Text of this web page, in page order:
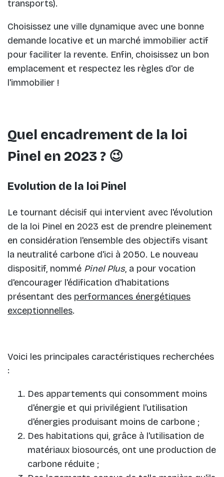
transports).
Choisissez une ville dynamique avec une bonne
demande locative et un marché immobilier actif
pour faciliter la revente. Enfin, choisissez un bon
emplacement et respectez les règles d'or de
l'immobilier !
Quel encadrement de la loi
Pinel en 2023 ? 😉
Evolution de la loi Pinel
Le tournant décisif qui intervient avec l'évolution
de la loi Pinel en 2023 est de prendre pleinement
en considération l'ensemble des objectifs visant
la neutralité carbone d'ici à 2050. Le nouveau
dispositif, nommé Pinel Plus, a pour vocation
d'encourager l'édification d'habitations
présentant des performances énergétiques
exceptionnelles.
Voici les principales caractéristiques recherchées
:
Des appartements qui consomment moins
d'énergie et qui privilégient l'utilisation
d'énergies produisant moins de carbone ;
Des habitations qui, grâce à l'utilisation de
matériaux biosourcés, ont une production de
carbone réduite ;